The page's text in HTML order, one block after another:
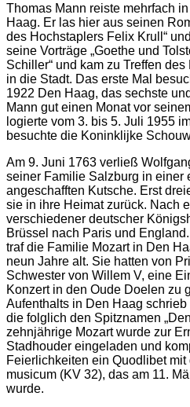
Thomas Mann reiste mehrfach
Haag. Er las hier aus seinen
des Hochstaplers Felix Krull“
seine Vorträge „Goethe und
Schiller“ und kam zu Treffen
in die Stadt. Das erste Mal
1922 Den Haag, das sechste
Mann gut einen Monat vor
logierte vom 3. bis 5. Juli 1955
besuchte die Koninklijke
Am 9. Juni 1763 verließ
seiner Familie Salzburg in einer
angeschafften Kutsche. Erst
sie in ihre Heimat zurück. Nach
verschiedener deutscher
Brüssel nach Paris und
traf die Familie Mozart in Den
neun Jahre alt. Sie hatten von
Schwester von Willem V, eine
Konzert in den Oude Doelen zu
Aufenthalts in Den Haag
die folglich den Spitznamen
zehnjährige Mozart wurde zur
Stadhouder eingeladen und
Feierlichkeiten ein Quodlibet
musicum (KV 32), das am 11.
wurde.